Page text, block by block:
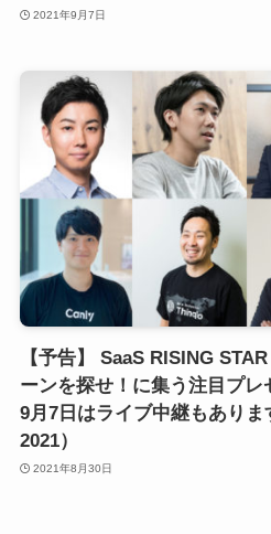
2021年9月7日
【予告】 SaaS RISING
ーンを探せ！に集う注目プレ
9月7日はライブ中継もあり
2021）
2021年8月30日